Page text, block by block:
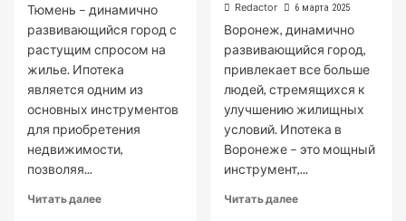
Тюмень – динамично
развивающийся город с
растущим спросом на
жилье. Ипотека
является одним из
основных инструментов
для приобретения
недвижимости,
позволяя...
Читать далее
Redactor 6 марта 2025
Воронеж, динамично
развивающийся город,
привлекает все больше
людей, стремящихся к
улучшению жилищных
условий. Ипотека в
Воронеже – это мощный
инструмент,...
Читать далее